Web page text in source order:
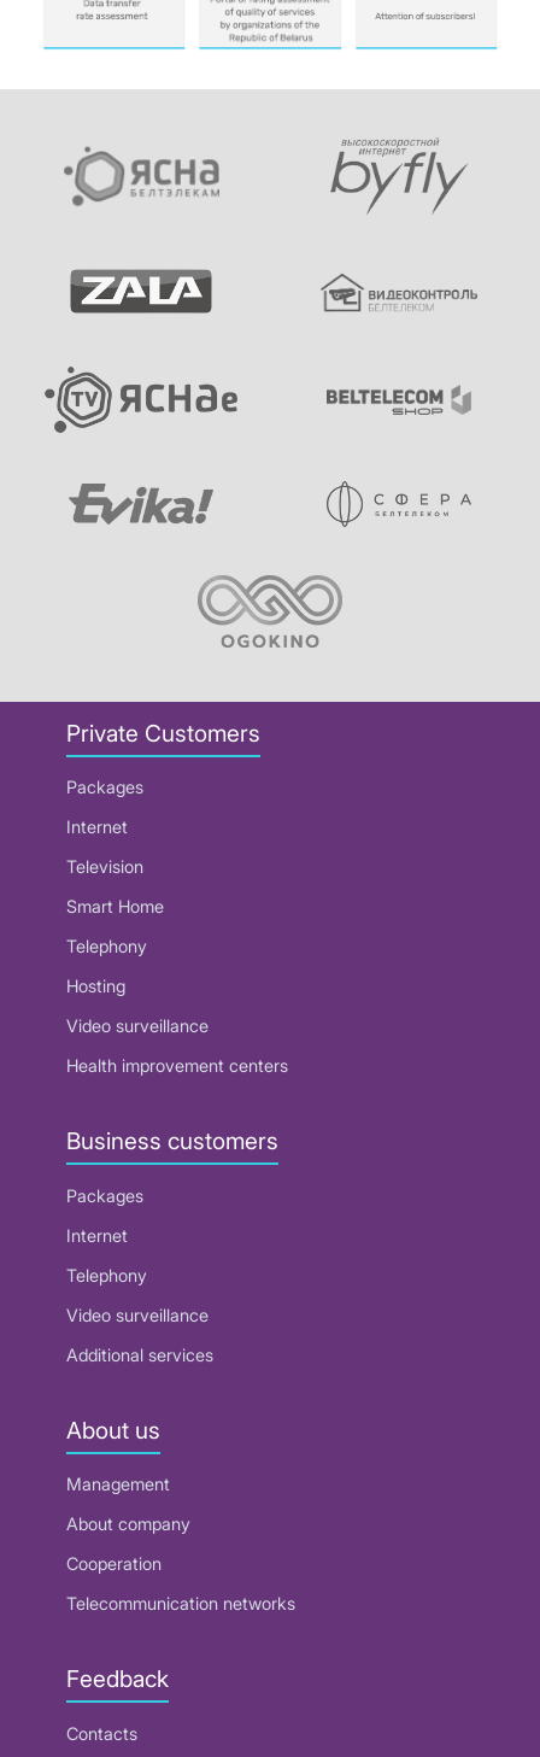
Private Customers
Packages
Internet
Television
Smart Home
Telephony
Hosting
Video surveillance
Health improvement centers
Business customers
Packages
Internet
Telephony
Video surveillance
Additional services
About us
Management
About company
Cooperation
Telecommunication networks
Feedback
Contacts